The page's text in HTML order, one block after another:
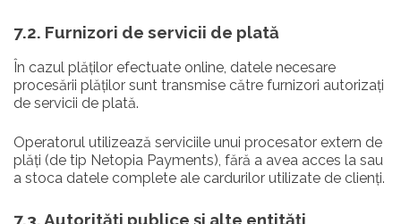
7.2. Furnizori de servicii de plată
În cazul plăților efectuate online, datele necesare
procesării plăților sunt transmise către furnizori autorizați
de servicii de plată.
Operatorul utilizează serviciile unui procesator extern de
plăți (de tip Netopia Payments), fără a avea acces la sau
a stoca datele complete ale cardurilor utilizate de clienți.
7.3. Autorități publice și alte entități